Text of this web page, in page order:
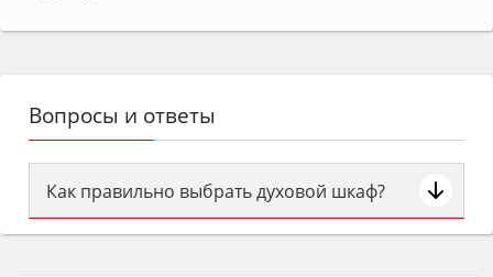
Вопросы и ответы
Как правильно выбрать духовой шкаф?
Сначала определитесь с типом (газовый или